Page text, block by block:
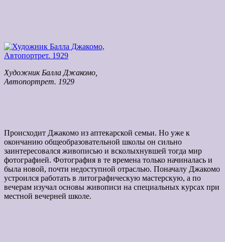
Художник Балла Джакомо,
Автопортрет. 1929
Происходит Джакомо из аптекарской семьи. Но уже к
окончанию общеобразовательной школы он сильно
заинтересовался живописью и всколыхнувшей тогда мир
фотографией. Фотография в те времена только начиналась и
была новой, почти недоступной отраслью. Поначалу Джакомо
устроился работать в литографическую мастерскую, а по
вечерам изучал основы живописи на специальных курсах при
местной вечерней школе.